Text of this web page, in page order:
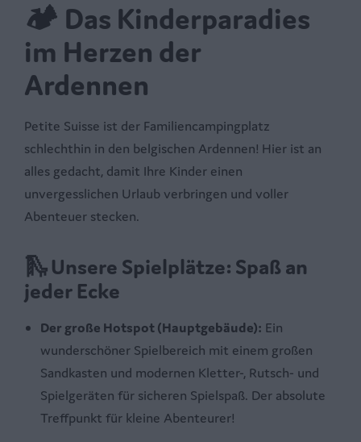
🏕️ Das Kinderparadies
im Herzen der
Ardennen
Petite Suisse ist der Familiencampingplatz
schlechthin in den belgischen Ardennen! Hier ist an
alles gedacht, damit Ihre Kinder einen
unvergesslichen Urlaub verbringen und voller
Abenteuer stecken.
🛝Unsere Spielplätze: Spaß an
jeder Ecke
Der große Hotspot (Hauptgebäude): Ein
wunderschöner Spielbereich mit einem großen
Sandkasten und modernen Kletter-, Rutsch- und
Spielgeräten für sicheren Spielspaß. Der absolute
Treffpunkt für kleine Abenteurer!